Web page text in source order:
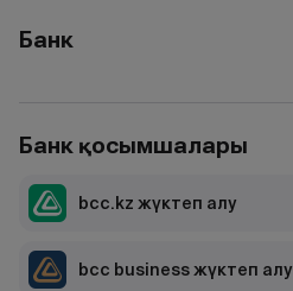
Банк
Банк қосымшалары
bcc.kz жүктеп алу
bcc business жүктеп алу